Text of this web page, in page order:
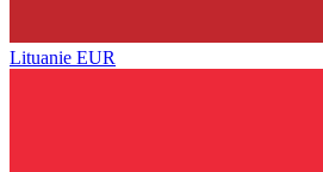
Lituanie EUR